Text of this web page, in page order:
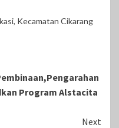
, Kecamatan Cikarang
Program Alstacita
Next